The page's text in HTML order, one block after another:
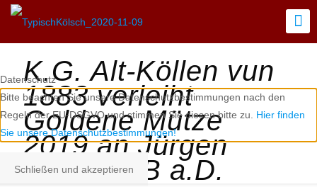
K.G. Alt-Köllen vun
1883 verleiht
Goldene Mütze
2019 an Jürgen
Roters OB a.D.
Datenschutz
Bitte beachten Sie unsere Datenschutzbestimmungen nach den
Regeln der EU-DSGVO und stimmen Sie diesen bitte zu. Hier finden
Sie unsere Datenschutzbestimmungen!
Schließen und akzeptieren